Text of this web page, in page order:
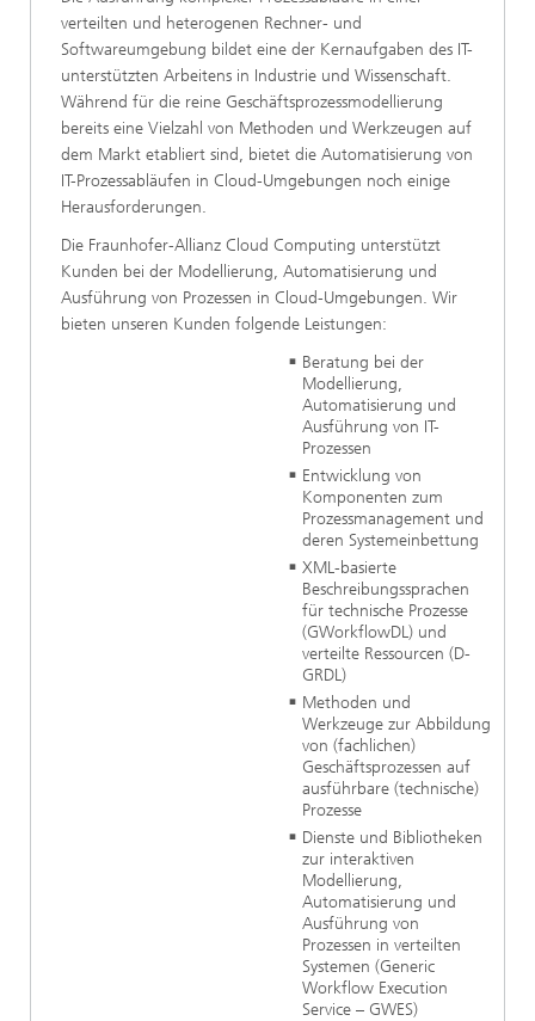
verteilten und heterogenen Rechner- und
Softwareumgebung bildet eine der Kernaufgaben des IT-
unterstützten Arbeitens in Industrie und Wissenschaft.
Während für die reine Geschäftsprozessmodellierung
bereits eine Vielzahl von Methoden und Werkzeugen auf
dem Markt etabliert sind, bietet die Automatisierung von
IT-Prozessabläufen in Cloud-Umgebungen noch einige
Herausforderungen.
Die Fraunhofer-Allianz Cloud Computing unterstützt
Kunden bei der Modellierung, Automatisierung und
Ausführung von Prozessen in Cloud-Umgebungen. Wir
bieten unseren Kunden folgende Leistungen:
Beratung bei der
Modellierung,
Automatisierung und
Ausführung von IT-
Prozessen
Entwicklung von
Komponenten zum
Prozessmanagement und
deren Systemeinbettung
XML-basierte
Beschreibungssprachen
für technische Prozesse
(GWorkflowDL) und
verteilte Ressourcen (D-
GRDL)
Methoden und
Werkzeuge zur Abbildung
von (fachlichen)
Geschäftsprozessen auf
ausführbare (technische)
Prozesse
Dienste und Bibliotheken
zur interaktiven
Modellierung,
Automatisierung und
Ausführung von
Prozessen in verteilten
Systemen (Generic
Workflow Execution
Service – GWES)